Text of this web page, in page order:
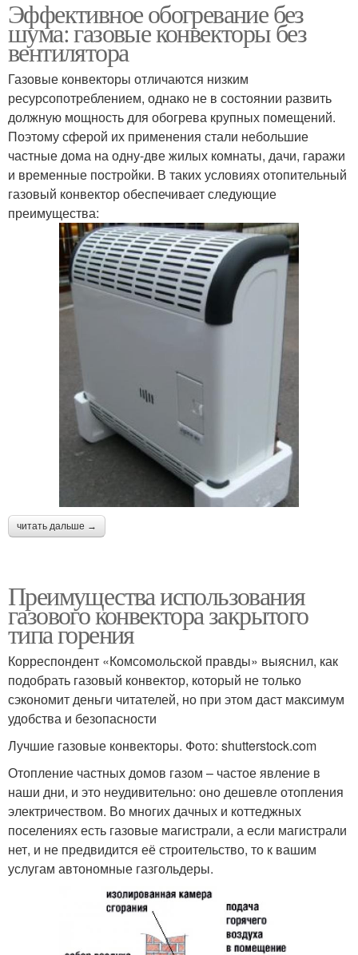
Эффективное обогревание без
шума: газовые конвекторы без
вентилятора
Газовые конвекторы отличаются низким
ресурсопотреблением, однако не в состоянии развить
должную мощность для обогрева крупных помещений.
Поэтому сферой их применения стали небольшие
частные дома на одну-две жилых комнаты, дачи, гаражи
и временные постройки. В таких условиях отопительный
газовый конвектор обеспечивает следующие
преимущества:
читать дальше →
Преимущества использования
газового конвектора закрытого
типа горения
Корреспондент «Комсомольской правды» выяснил, как
подобрать газовый конвектор, который не только
сэкономит деньги читателей, но при этом даст максимум
удобства и безопасности
Лучшие газовые конвекторы. Фото: shutterstock.com
Отопление частных домов газом – частое явление в
наши дни, и это неудивительно: оно дешевле отопления
электричеством. Во многих дачных и коттеджных
поселениях есть газовые магистрали, а если магистрали
нет, и не предвидится её строительство, то к вашим
услугам автономные газгольдеры.